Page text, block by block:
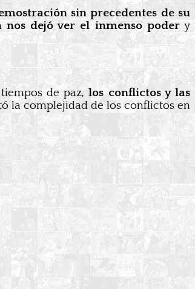
sin precedentes de su
dejó ver el inmenso podery
de paz,los conflictos y las
la complejidad de los conflictos en